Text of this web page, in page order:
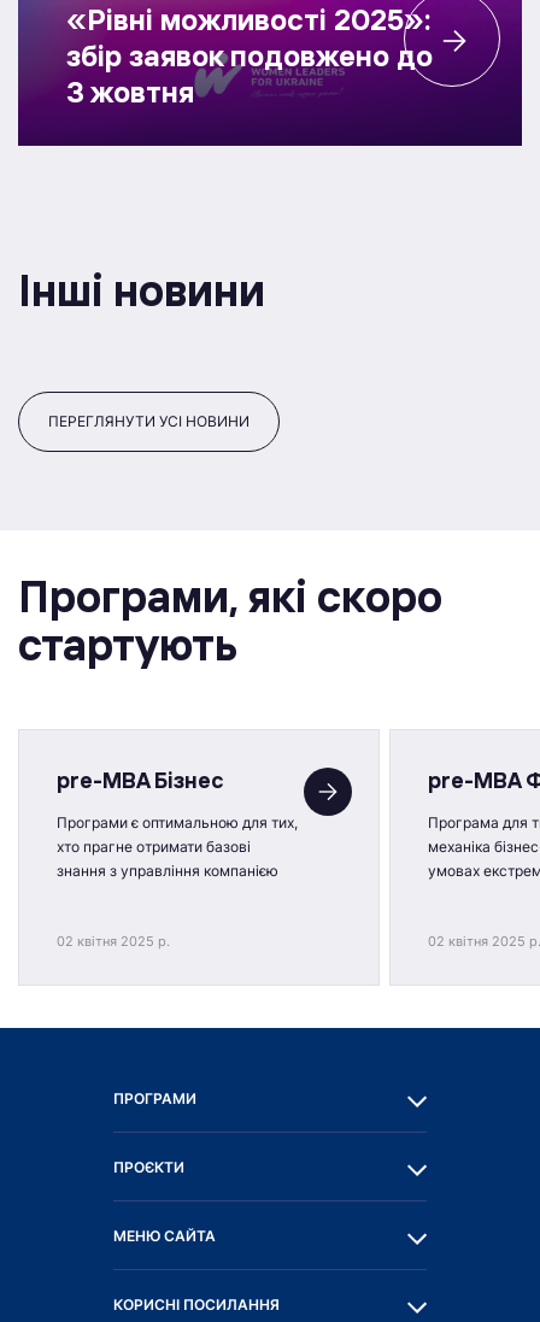
«Рівні можливості 2025»:
збір заявок подовжено до
3 жовтня
Інші новини
ПЕРЕГЛЯНУТИ УСІ НОВИНИ
Програми, якi скоро
стартують
pre-MBA Бізнес
Програми є оптимальною для тих,
хто прагне отримати базові
знання з управління компанією
02 квітня 2025 р.
pre-MBA
Програма для
механіка
умовах
02 квітня 2025 р.
ПРОГРАМИ
ПРОЄКТИ
МЕНЮ САЙТА
КОРИСНІ ПОСИЛАННЯ